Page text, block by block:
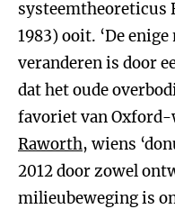
systeemtheoreticus
1983) ooit. ‘De
veranderen is door
dat het oude
favoriet van
Raworth, wiens
2012 door zowel
milieubeweging is